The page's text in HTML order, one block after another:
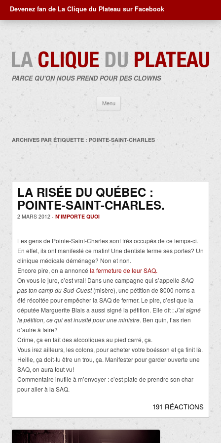
Devenez fan de La Clique du Plateau sur Facebook
PARCE QU'ON NOUS PREND POUR DES CLOWNS
Menu
contenu
ARCHIVES PAR ÉTIQUETTE : POINTE-SAINT-CHARLES
LA RISÉE DU QUÉBEC :
POINTE-SAINT-CHARLES.
2 MARS 2012 - N'IMPORTE QUOI
Les gens de Pointe-Saint-Charles sont très occupés de ce temps-ci.
En effet, ils ont manifesté ce matin! Une dentiste ferme ses portes? Un
clinique médicale déménage? Non et non.
Encore pire, on a annoncé la fermeture de leur SAQ.
On vous le jure, c’est vrai! Dans une campagne qui s’appelle SAQ
pas ton camp du Sud-Ouest(misère), une pétition de 8000 noms a
été récoltée pour empêcher la SAQ de fermer. Le pire, c’est que la
députée Marguerite Blais a aussi signé la pétition. Elle dit :J’ai signé
la pétition, ce qui est inusité pour une ministre. Ben quin, t’as rien
d’autre à faire?
Crime, ça en fait des alcooliques au pied carré, ça.
Vous irez ailleurs, les colons, pour acheter votre boésson et ça finit là.
Heille, ça doit-tu être un trou, ça. Manifester pour garder ouverte une
SAQ, on aura tout vu!
Commentaire inutile à m’envoyer : c’est plate de prendre son char
pour aller à la SAQ.
191 RÉACTIONS